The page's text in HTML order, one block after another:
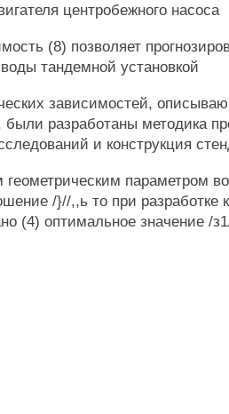
центробежного насоса
(8) позволяет
тандемной установкой
зависимостей,
были разработаны методика
и конструкция
параметром
/}//,,ь то при разработке
(4) оптимальное значение /